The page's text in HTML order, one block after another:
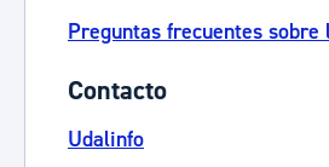
Preguntas frecuentes sobre
Contacto
Udalinfo